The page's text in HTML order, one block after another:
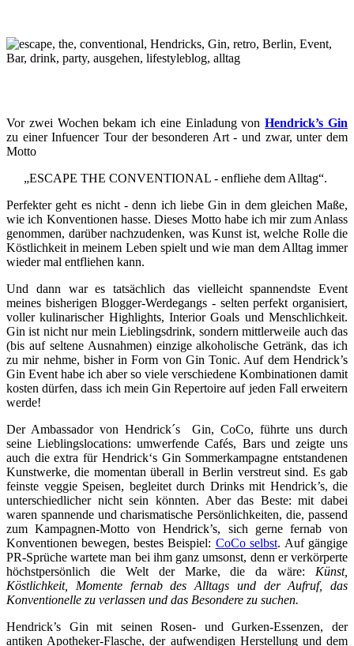
Vor zwei Wochen bekam ich eine Einladung vonHendrick’s Gin
zu einer Infuencer Tour der besonderen Art - und zwar, unter dem
Motto
„ESCAPE THE CONVENTIONAL - enfliehe dem Alltag“.
Perfekter geht es nicht - denn ich liebe Gin in dem gleichen Maße,
wie ich Konventionen hasse. Dieses Motto habe ich mir zum Anlass
genommen, darüber nachzudenken, was Kunst ist, welche Rolle die
Köstlichkeit in meinem Leben spielt und wie man dem Alltag immer
wieder mal entfliehen kann.
Und dann war es tatsächlich das vielleicht spannendste Event
meines bisherigen Blogger-Werdegangs - selten perfekt organisiert,
voller kulinarischer Highlights, Interior Goals und Menschlichkeit.
Gin ist nicht nur mein Lieblingsdrink, sondern mittlerweile auch das
(bis auf seltene Ausnahmen) einzige alkoholische Getränk, das ich
zu mir nehme, bisher in Form von Gin Tonic. Auf dem Hendrick’s
Gin Event habe ich aber so viele verschiedene Kombinationen damit
kosten dürfen, dass ich mein Gin Repertoire auf jeden Fall erweitern
werde!
Der Ambassador von Hendrick´s Gin, CoCo, führte uns durch
seine Lieblingslocations: umwerfende Cafés, Bars und zeigte uns
auch die extra für Hendrick‘s Gin Sommerkampagne entstandenen
Kunstwerke, die momentan überall in Berlin verstreut sind. Es gab
feinste veggie Speisen, begleitet durch Drinks mit Hendrick’s, die
unterschiedlicher nicht sein könnten. Aber das Beste: mit dabei
waren spannende und charismatische Persönlichkeiten, die, passend
zum Kampagnen-Motto von Hendrick’s, sich gerne fernab von
Konventionen bewegen, bestes Beispiel: CoCo selbst. Auf gängige
PR-Sprüche wartete man bei ihm ganz umsonst, denn er verkörperte
höchstpersönlich die Welt der Marke, die da wäre: Künst,
Köstlichkeit, Momente fernab des Alltags und der Aufruf, das
Konventionelle zu verlassen und das Besondere zu suchen.
Hendrick’s Gin mit seinen Rosen- und Gurken-Essenzen, der
antiken Apotheker-Flasche, der aufwendigen Herstellung und dem